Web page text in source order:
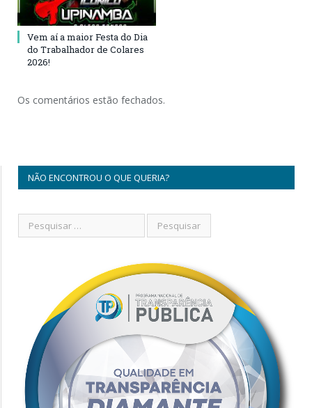
Vem aí a maior Festa do Dia
do Trabalhador de Colares
2026!
Os comentários estão fechados.
NÃO ENCONTROU O QUE QUERIA?